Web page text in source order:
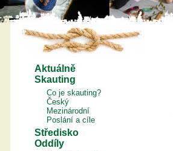
Aktuálně
Skauting
Co je skauting?
Český
Mezinárodní
Poslání a cíle
Středisko
Oddíly